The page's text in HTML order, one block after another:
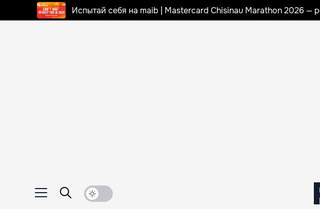
Испытай себя на maib | Mastercard Chisinau Marathon 2026 —